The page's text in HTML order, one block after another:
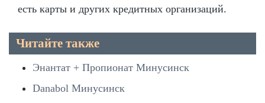
есть карты и других кредитных организаций.
Читайте также
Энантат + Пропионат Минусинск
Danabol Минусинск